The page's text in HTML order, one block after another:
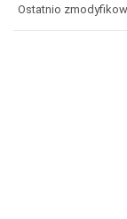
Ostatnio